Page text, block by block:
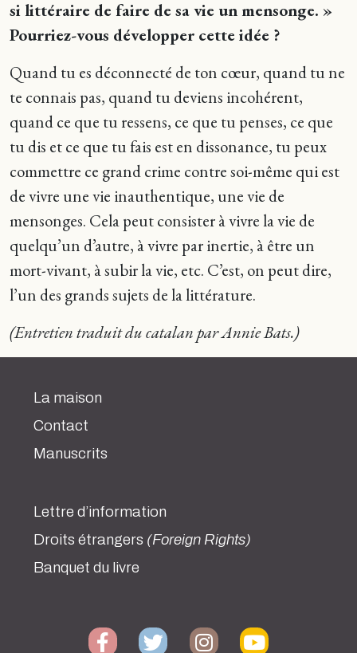
si littéraire de faire de sa vie un mensonge. »
Pourriez-vous développer cette idée ?
Quand tu es déconnecté de ton cœur, quand tu ne
te connais pas, quand tu deviens incohérent,
quand ce que tu ressens, ce que tu penses, ce que
tu dis et ce que tu fais est en dissonance, tu peux
commettre ce grand crime contre soi-même qui est
de vivre une vie inauthentique, une vie de
mensonges. Cela peut consister à vivre la vie de
quelqu’un d’autre, à vivre par inertie, à être un
mort-vivant, à subir la vie, etc. C’est, on peut dire,
l’un des grands sujets de la littérature.
(Entretien traduit du catalan par Annie Bats.)
La maison
Contact
Manuscrits
Lettre d’information
Droits étrangers (Foreign Rights)
Banquet du livre